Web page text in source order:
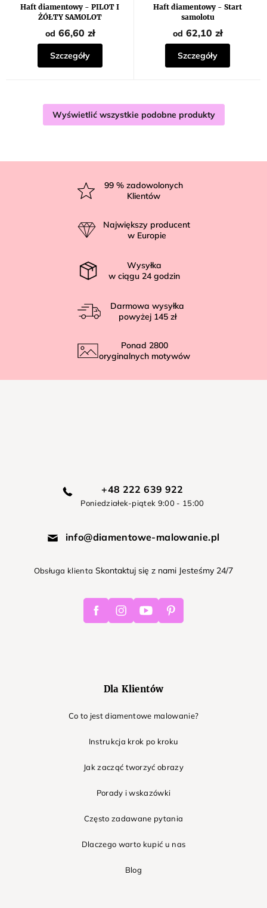
Haft diamentowy - PILOT I
ŻÓŁTY SAMOLOT
od 66,60 zł
Szczegóły
Haft diamentowy - Start
samolotu
od 62,10 zł
Szczegóły
Wyświetlić wszystkie podobne produkty
99 % zadowolonych
Klientów
Największy producent
w Europie
Wysyłka
w ciągu 24 godzin
Darmowa wysyłka
powyżej 145 zł
Ponad 2800
oryginalnych motywów
+48 222 639 922
Poniedziałek-piątek 9:00 - 15:00
info@diamentowe-malowanie.pl
Obsługa klienta Skontaktuj się z nami Jesteśmy 24/7
FacebookInstagramYoutube Pinterest
Dla Klientów
Co to jest diamentowe malowanie?
Instrukcja krok po kroku
Jak zacząć tworzyć obrazy
Porady i wskazówki
Często zadawane pytania
Dlaczego warto kupić u nas
Blog